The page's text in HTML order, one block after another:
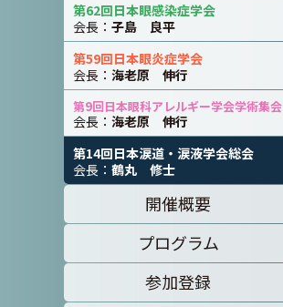
第62回日本眼感染症学会
会長： 子島 良平
第59回日本眼炎症学会
会長： 海老原 伸行
第9回日本眼科アレルギー学会学術集会
会長： 海老原 伸行
第14回日本涙道・涙液学会総会
会長： 鶴丸 修士
開催概要
プログラム
参加登録